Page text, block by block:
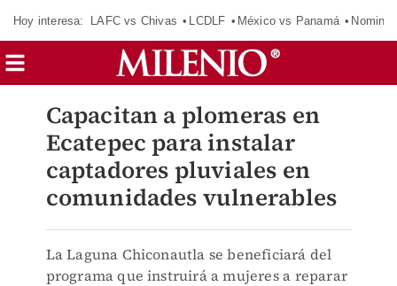
Hoy interesa: LAFC vs Chivas LCDLF México vs Panamá
Capacitan a plomeras en
Ecatepec para instalar
captadores pluviales en
comunidades vulnerables
La Laguna Chiconautla se beneficiará del
programa que instruirá a mujeres a reparar